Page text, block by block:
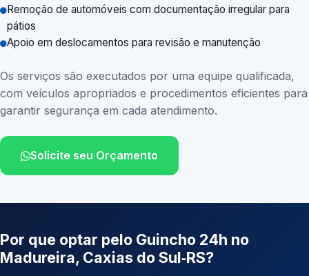
Remoção de automóveis com documentação irregular para
pátios
Apoio em deslocamentos para revisão e manutenção
Os serviços são executados por uma equipe qualificada,
com veículos apropriados e procedimentos eficientes para
garantir segurança em cada atendimento.
Solicite seu Orçamento
Por que optar pelo Guincho 24h no
Madureira, Caxias do Sul‑RS?